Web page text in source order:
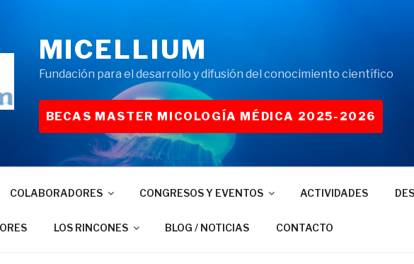
MICELLIUM
Fundación para el desarrollo y difusión del conocimiento científico
BECAS MASTER MICOLOGÍA MÉDICA 2025-2026
COLABORADORES CONGRESOS Y EVENTOS ACTIVIDADES
LOS RINCONES BLOG / NOTICIAS CONTACTO